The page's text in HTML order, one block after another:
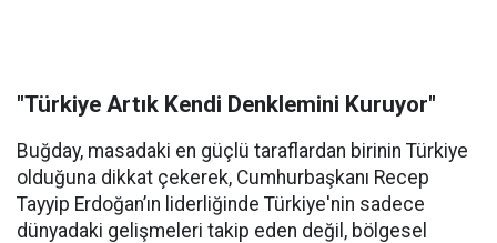
"Türkiye Artık Kendi Denklemini Kuruyor"
Buğday, masadaki en güçlü taraflardan birinin Türkiye
olduğuna dikkat çekerek, Cumhurbaşkanı Recep
Tayyip Erdoğan’ın liderliğinde Türkiye'nin sadece
dünyadaki gelişmeleri takip eden değil, bölgesel